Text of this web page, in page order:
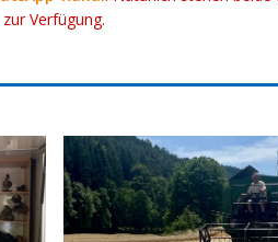
zur Verfügung.